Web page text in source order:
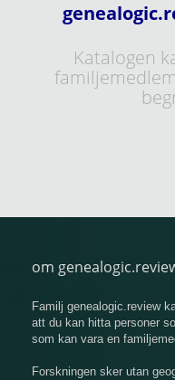
Katalogen
om
Familj genealogic.review
att du kan hitta personer
som kan vara en
Forskningen sker utan